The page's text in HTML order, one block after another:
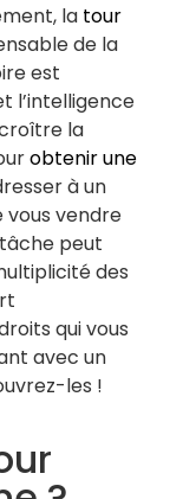
la tour
de la
est
l’intelligence
la
obtenir une
à un
vendre
peut
des
qui vous
avec un
les !